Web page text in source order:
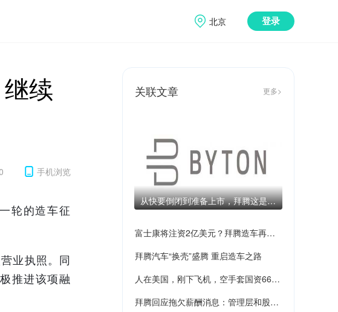
北京 登录
续
手机浏览
轮的造车征
业执照。同
推进该项融
关联文章 更多>
从快要倒闭到准备上市，拜腾这是要
起飞的节奏？
富士康将注资2亿美元？拜腾造车再增
变数
拜腾汽车“换壳”盛腾 重启造车之路
人在美国，刚下飞机，空手套国资66个
亿！贾跃亭看了都直呼内行！
拜腾回应拖欠薪酬消息：管理层和股东